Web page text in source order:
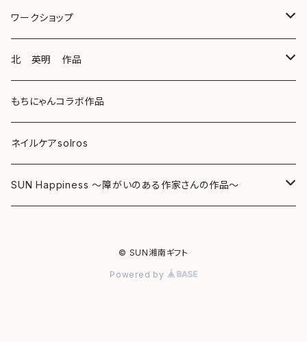
スマホケース
キーホルダー
バッグ
Tシャツ
ミラー
クリアファイル
ボールペン
キーホルダー
マグネット
シール
ワークショップ
海レジンアートボード
レジンチャーム
サンキャッチャー
北 英明 作品
ポストカード
もちにゃんコラボ作品
ネイルケアsolros
SUN Happiness ～障がいのある作家さんの作品～
© SUN湘南ギフト
Powered by